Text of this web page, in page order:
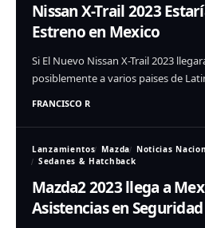
Nissan X-Trail 2023
Estreno en Mexico
Si El Nuevo Nissan X-Trail 2023
posiblemente a varios paises de
FRANCISCO R
Lanzamientos Mazda
Noticias
Sedanes & Hatchback
Mazda2 2023 llega a
Asistencias en Seguridad